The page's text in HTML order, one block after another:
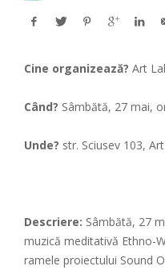
Cine organizează? Art
Când? Sâmbătă, 27 mai,
Unde? str. Sciusev 103,
Descriere: Sâmbătă, 27
muzică meditativă Ethno-
ramele proiectului Sound